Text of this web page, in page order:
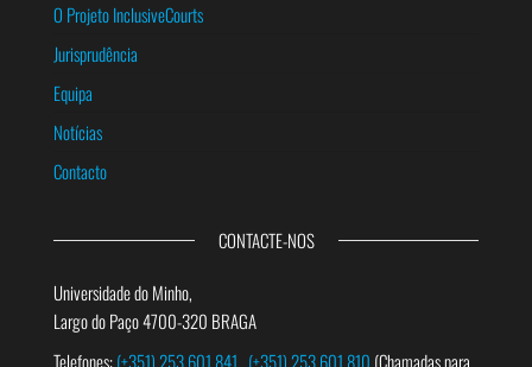
O Projeto InclusiveCourts
Jurisprudência
Equipa
Notícias
Contacto
CONTACTE-NOS
Universidade do Minho,
Largo do Paço 4700-320 BRAGA
Telefones:(+351) 253 601 841 (+351) 253 601 810 (Chamadas para